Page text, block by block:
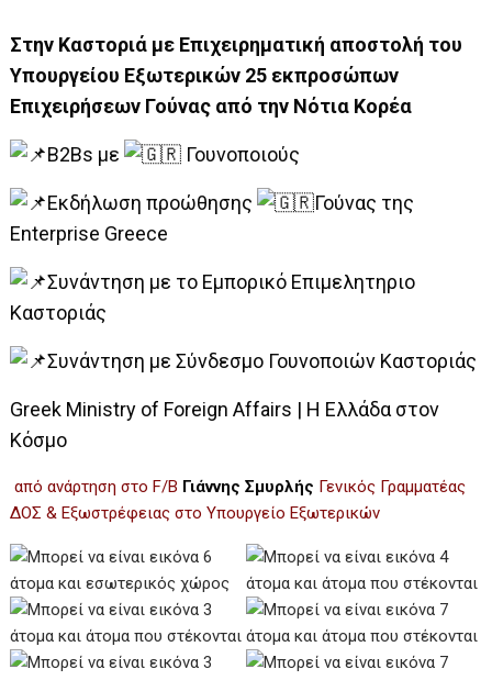
Στην Καστοριά με Επιχειρηματική αποστολή του
Υπουργείου Εξωτερικών 25 εκπροσώπων
Επιχειρήσεων Γούνας από την Νότια Κορέα
B2Bs με Γουνοποιούς
Εκδήλωση προώθησης
Γούνας της
Enterprise Greece
Συνάντηση με το Εμπορικό Επιμελητηριο
Καστοριάς
Συνάντηση με Σύνδεσμο Γουνοποιών Καστοριάς
Greek Ministry of Foreign Affairs | Η Ελλάδα στον
Κόσμο
από ανάρτηση στο F/B Γιάννης Σμυρλής Γενικός Γραμματέας
ΔΟΣ & Εξωστρέφειας στο Υπουργείο Εξωτερικών